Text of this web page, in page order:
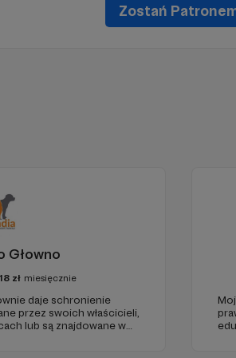
Zostań
Głowno
zł miesięcznie
daje schronienie
przez swoich właścicieli,
lub są znajdowane w